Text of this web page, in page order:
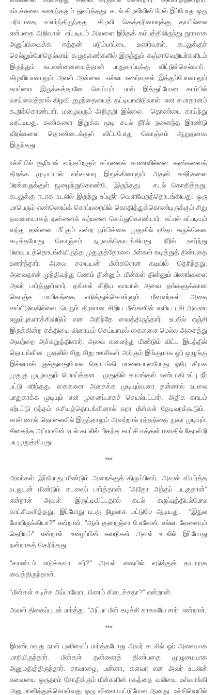
உப்புச்சுவை கரைந்ததும் துவர்த்தது. கடல் கிழவியின் மேல் இப்போது ஒரு
மரியாதை வளர்ந்திருந்தது. கிழவி கெத்தரினாவுக்கு தாயில்லை
என்பதை அறிவாள். எப்படியும் அவளை இந்தக் கம்பத்திலிருந்து தூரமாக
அனுப்பிவைக்க ஈத்தன் படும்பாட்டை உணர்வாள். கடலுக்குச்
செல்லும்போதெல்லாம் கழுகுகண்களில் இருந்தும் கஞ்சாவெறியர்களிடம்
இருந்தும் கடலன்னையைத்தான் பாதுகாப்புக்கு விட்டுச்செல்வார்.
கிழவியானாலும் அவள் அன்னை. எல்லா உணர்வுகள் இத்துப்போனாலும்
தாய்மை இருக்கத்தானே செய்யும். பால் இத்துப்போன காம்பில்
வாய்வைத்தால் கிழவி குழந்தையைத் தட்டியாவிடுவாள் என சமாதானம்
கூறிக்கொண்டார். மழைவரும் அறிகுறி இல்லை. தொண்டை காய்ந்து
வரட்டியது. கண்களை இறுக்க மூடி கடல் நீரில் நனைந்த இரண்டு
விரல்களை தொண்டைக்குள் விட்டபோது கொஞ்சம் ஆறுதலாக
இருந்தது.
உச்சியில் சூரியன் வந்தபிறகும் கப்பலைக் காணவில்லை. கண்களைத்
திறக்க முடியாமல் எவ்வளவு இறுக்கினாலும் அதன் கதிர்களை
பிரக்ஞைக்குள் நுழைந்துகொண்டே இருந்தது. கடல் கொதித்தது.
கடலுக்கு ஈடாக உடலில் இருந்து உப்புநீர் வெளியேறத்தொடங்கியது. ஒரு
மாபெரும் எண்ணெய்க் கொப்பரையில் கொதித்துக்கொண்டிருக்கும் சிறு
தவளையாகத் தன்னைக் கற்பனை செய்துகொண்டார். கப்பல் எப்படியும்
வந்து தன்னை மீட்கும் என்ற நம்பிக்கை முதுகில் ஏதோ சுருக்கென
கடித்தபோது கொஞ்சம் நழுவத்தொடங்கியது. நீரில் உலர்ந்து
பிளவுபடத்தொடங்கியிருந்த முதுகுத்தோலை மீன்கள் கடித்துத் தின்பதை
உணர்ந்தார். அவை சடையன் மீன்களென கடியில் தெரிந்தது.
அவைதான் முந்திவந்து பிணம் தின்னும். மீன்கள் தின்னும் பிணங்களை
அவர் பார்த்துள்ளார். தங்கள் சிறிய வாயால் அவை தங்களுக்கான
கொஞ்ச மாமிசத்தை எடுத்துக்கொள்ளும். மீனவர்கள் அதை
சாப்பிடுவதில்லை. பெரும் திரளான சிறிய மீன்களின் எளிய பசி அவரை
எலும்புகளாக்கிவிடும் என அறிந்தே வைத்திருந்தார். உடலில் எஞ்சி
இருக்கின்ற சக்தியை விரையம் செய்யாமல் கைகளை மெல்ல அசைத்து
அவற்றை அச்சுறுத்தினார். அவை களைந்து மீண்டும் விட்ட இடத்தில்
தொடங்கின. முதலில் சிறு சிறு ஊசிகள் அங்கும் இங்குமாக ஓர் ஒழுங்கு
இல்லாமல் குத்துவதுபோல தொடங்கி மாலையானபோது ஒரே சீராக
முதுகு முழுவதும் மொய்த்தன. முதுகில் காயங்கள் உண்டாகி உப்பு நீர்
பட்டு எரிந்தது. கைகளை அசைக்க முடியும்வரை தன்னால் உடலை
பாதுகாக்க முடியும் என முனைப்பாகச் செயல்பட்டார். அதிக காயம்
ஏற்பட்டு ரத்தம் கசியத்தொடங்கினால் சுறா மீன்கள் தேடிவரக்கூடும்.
கால் மைல் தொலைவில் இருந்தாலும் அவற்றால் ரத்தத்தை நுகர முடியும்.
சிதைந்த அப்பாவின் உடல் கடலில் மிதந்த காட்சி ஈத்தன் மனதில் தோன்றி
பயமுறுத்தியது.
***
அவர்கள் இப்போது மீண்டும் அறைக்குத் திரும்பினர். அவன் வியர்த்த
உடலுடன் மீண்டும் கடலைப் பார்த்தான். “அதோ அந்தப் படகுதான்”
என்றாள் அவள். இருட்டிவிட்டதால் கடல் கருப்புத்திடல்போல
காட்சியளித்தது. இப்போது படகு நிழலாக மட்டுமே ஆடியது. “இதுல
போயிருக்கியா?” என்றான். “ஆள் குறைஞ்சா போவேன். எல்லா வேலையும்
தெரியும்” என்றாள். உழைப்பின் சுவடுகள் அவள் உடலில் இப்போது
நன்றாகத் தெரிந்தது.
“காண்டம் எடுக்கவா சர்?” அவள் கையில் எடுத்துத் தயாராக
வைத்திருந்தாள்.
“மீன்கள் கடிச்ச அப்பாவோட பிணம் கிடைச்சதா?” என்றான்.
அவள் திகைப்புடன் பார்த்து. “அப்பா மீன் கடிச்சி சாகலயே சார்” என்றாள்.
***
இரண்டாவது நாள் புலரியைப் பார்த்தபோது அவர் கடலில் ஓர் அலையாக
மாறியிருந்தார். மீன்கள் தன்னைத் திண்பதை முழுமையாக
அனுமதித்திருந்தார். சாவாழை, பன்னா, களவா என அவர் உடலின்
சுவையை ஒருதரம் சோதிக்கும் மீன்களின் ரகத்தை வலியை உள்வாங்கி
அனுமானித்துக்கொள்வது ஒரு விளையாட்டுபோல ஆனது. உச்சிவெயில்